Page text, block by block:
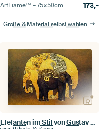
ArtFrame™ –75×50cm 173,-
Größe & Material selbst wählen
Elefanten im Stil von Gustav Klimt